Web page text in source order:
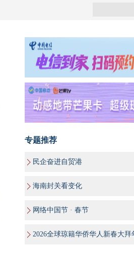
专题推荐
民企奋进自贸港
海南封关看变化
网络中国节 · 春节
2026全球琼籍华侨华人新春大拜